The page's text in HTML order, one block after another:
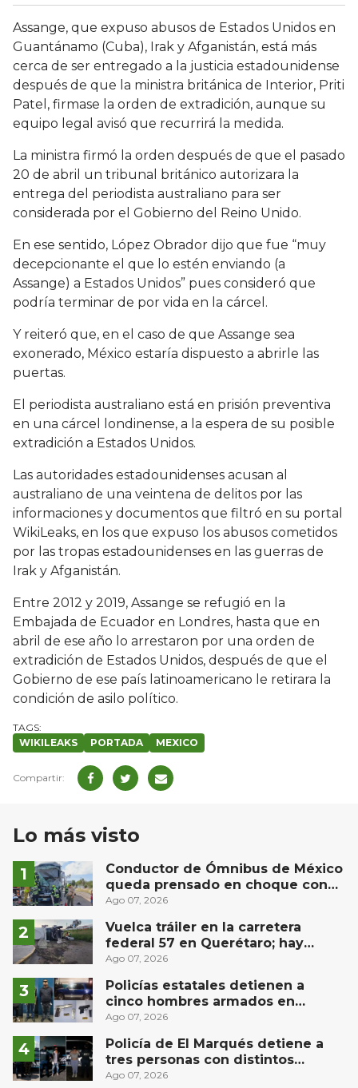
Assange, que expuso abusos de Estados Unidos en
Guantánamo (Cuba), Irak y Afganistán, está más
cerca de ser entregado a la justicia estadounidense
después de que la ministra británica de Interior, Priti
Patel, firmase la orden de extradición, aunque su
equipo legal avisó que recurrirá la medida.
La ministra firmó la orden después de que el pasado
20 de abril un tribunal británico autorizara la
entrega del periodista australiano para ser
considerada por el Gobierno del Reino Unido.
En ese sentido, López Obrador dijo que fue “muy
decepcionante el que lo estén enviando (a
Assange) a Estados Unidos” pues consideró que
podría terminar de por vida en la cárcel.
Y reiteró que, en el caso de que Assange sea
exonerado, México estaría dispuesto a abrirle las
puertas.
El periodista australiano está en prisión preventiva
en una cárcel londinense, a la espera de su posible
extradición a Estados Unidos.
Las autoridades estadounidenses acusan al
australiano de una veintena de delitos por las
informaciones y documentos que filtró en su portal
WikiLeaks, en los que expuso los abusos cometidos
por las tropas estadounidenses en las guerras de
Irak y Afganistán.
Entre 2012 y 2019, Assange se refugió en la
Embajada de Ecuador en Londres, hasta que en
abril de ese año lo arrestaron por una orden de
extradición de Estados Unidos, después de que el
Gobierno de ese país latinoamericano le retirara la
condición de asilo político.
WIKILEAKS PORTADA MEXICO
Lo más visto
Conductor de Ómnibus de México
queda prensado en choque con
materialista en San Juan del Río
Ago 07, 2026
Vuelca tráiler en la carretera
federal 57 en Querétaro; hay
derrame de combustible
Ago 07, 2026
Policías estatales detienen a
cinco hombres armados en
Puebla capital
Ago 07, 2026
Policía de El Marqués detiene a
tres personas con distintos
narcóticos
Ago 07, 2026